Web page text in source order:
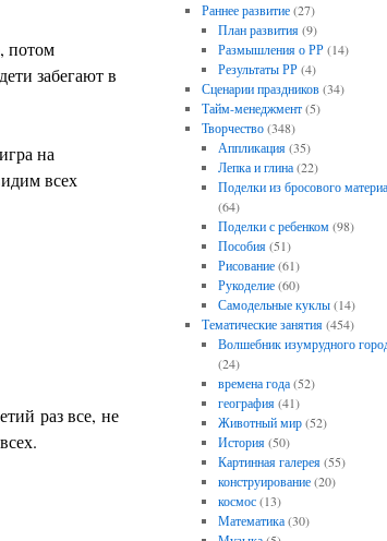
потом
забегают в
на
всех
раз все, не
Раннее развитие(27)
План развития(9)
Размышления о РР(14)
Результаты РР(4)
Сценарии праздников(34)
Тайм-менеджмент(5)
Творчество(348)
Аппликация(35)
Лепка и глина(22)
Поделки из бросового
(64)
Поделки с ребенком(98)
Пособия(51)
Рисование(61)
Рукоделие(60)
Самодельные куклы(14)
Тематические занятия(454)
Волшебник изумрудного
(24)
времена года(52)
география(41)
Животный мир(52)
История(50)
Картинная галерея(55)
конструирование(20)
космос(13)
Математика(30)